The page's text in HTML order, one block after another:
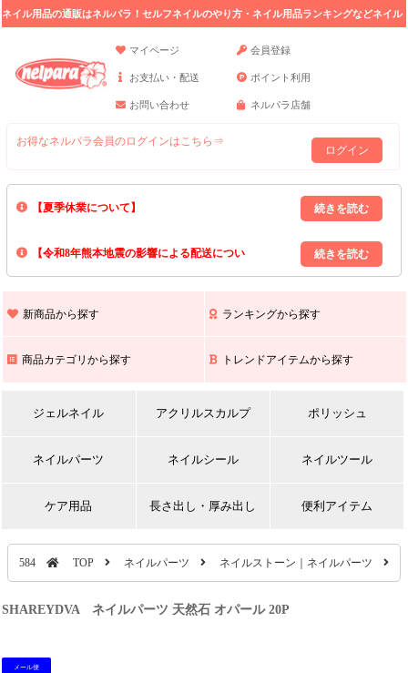
ネイル用品の通販はネルパラ！セルフネイルのやり方・ネイル用品ランキングなどネイル
マイページ
会員登録
お支払い・配送 ポイント利用
お問い合わせ ネルパラ店舗
お得なネルパラ会員のログインはこちら⇒
ログイン
【夏季休業について】
8/13(木)～8/16(日)の間｢出荷業務・お問い合わせ業務｣はお休みいたしま
上記期間中のご注文・お問い合わせは8/17(月)以降の対応となりますので
【令和8年熊本地震の影響による配送につい
また､ 九州全域でお荷物のお届けに遅延が生じております｡
新商品から探す ランキングから探す
商品カテゴリから探す トレンドアイテムから探す
ジェルネイル アクリルスカルプ ポリッシュ
ネイルパーツ ネイルシール ネイルツール
ケア用品 長さ出し・厚み出し 便利アイテム
584 TOP ネイルパーツ ネイルストーン｜ネイルパーツ
SHAREYDVA ネイルパーツ 天然石 オパール 20P
メール便